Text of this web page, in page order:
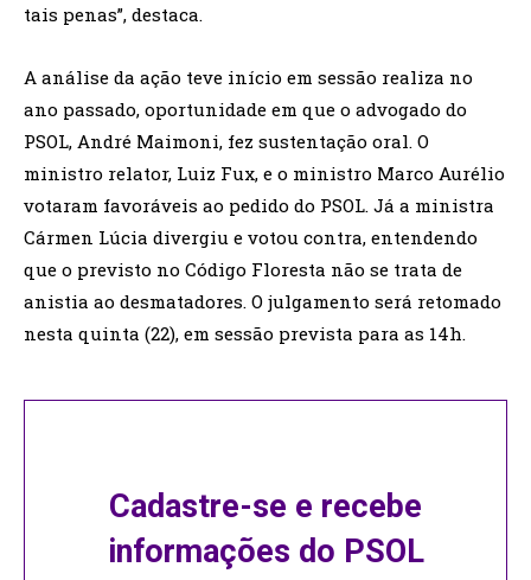
tais penas”, destaca.
A análise da ação teve início em sessão realiza no
ano passado, oportunidade em que o advogado do
PSOL, André Maimoni, fez sustentação oral. O
ministro relator, Luiz Fux, e o ministro Marco Aurélio
votaram favoráveis ao pedido do PSOL. Já a ministra
Cármen Lúcia divergiu e votou contra, entendendo
que o previsto no Código Floresta não se trata de
anistia ao desmatadores. O julgamento será retomado
nesta quinta (22), em sessão prevista para as 14h.
Cadastre-se e recebe
informações do PSOL